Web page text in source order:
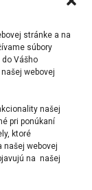
stránke a na
súbory
Vášho
webovej
našej
pri ponúkaní
ktoré
našej webovej
na našej